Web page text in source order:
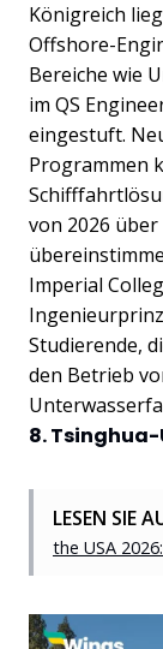
Königreich
Offshore-
Bereiche wie
im QS
eingestuft.
Programmen
von 2026
Imperial
Studierende,
den Betrieb
8.
LESEN SIE
the USA